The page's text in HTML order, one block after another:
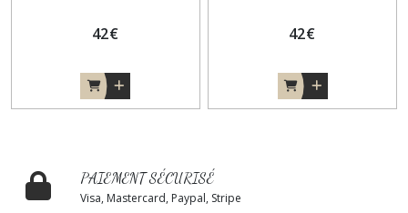
42€ 42€
PAIEMENT SÉCURISÉ
Visa, Mastercard, Paypal, Stripe